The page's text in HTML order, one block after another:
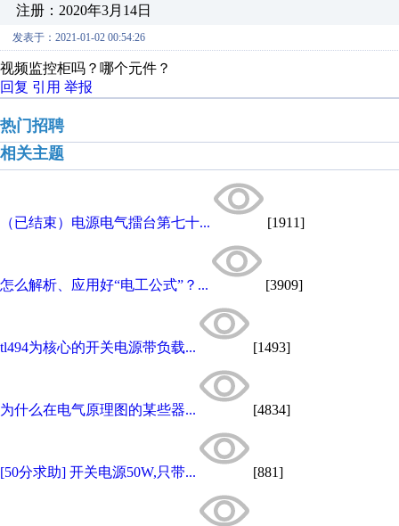
注册：2020年3月14日
发表于：2021-01-02 00:54:26
视频监控柜吗？哪个元件？
回复 引用 举报
热门招聘
相关主题
（已结束）电源电气擂台第七十... [1911]
怎么解析、应用好“电工公式”？... [3909]
tl494为核心的开关电源带负载... [1493]
为什么在电气原理图的某些器... [4834]
[50分求助] 开关电源50W,只带... [881]